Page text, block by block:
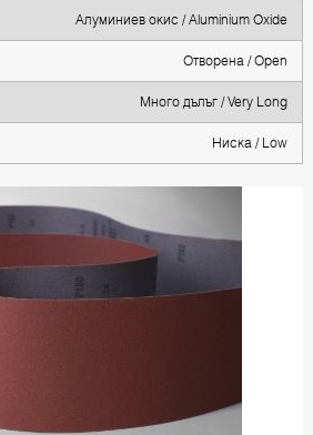
Алуминиев окис / Aluminium Oxide
Отворена / Open
Много дълъг / Very Long
Ниска / Low